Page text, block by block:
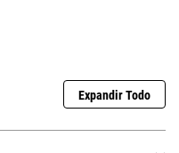
Expandir Todo